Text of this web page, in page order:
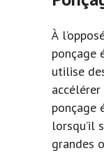
À
ponçage
utilise
ponçage
lorsqu’il
grandes